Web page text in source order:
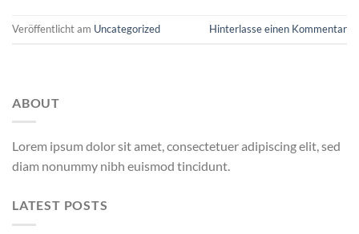
Veröffentlicht am Uncategorized Hinterlasse einen Kommentar
ABOUT
Lorem ipsum dolor sit amet, consectetuer adipiscing elit, sed
diam nonummy nibh euismod tincidunt.
LATEST POSTS